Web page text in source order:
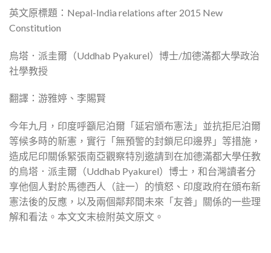
英文原標題：Nepal-India relations after 2015 New
Constitution
烏塔．派圭爾（Uddhab Pyakurel）博士/加德滿都大學政治
社學教授
翻譯：游雅婷、李賜賢
今年九月，印度呼籲尼泊爾「延宕頒布憲法」並抗拒尼泊爾
等候多時的新憲，實行「無預警的封鎖尼印邊界」等措施，
造成尼印關係緊張南亞觀察特別邀請到在加德滿都大學任教
的烏塔．派圭爾（Uddhab Pyakurel）博士，和台灣讀者分
享他個人對於馬德西人（註一）的憤怒、印度政府在頒布新
憲法後的反應，以及兩個鄰邦間未來「友善」關係的一些理
解和看法。本文文末檢附英文原文。